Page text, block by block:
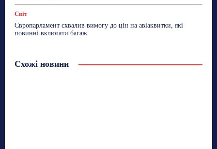
Світ
Європарламент схвалив вимогу до цін на авіаквитки, які
повинні включати багаж
Схожі новини